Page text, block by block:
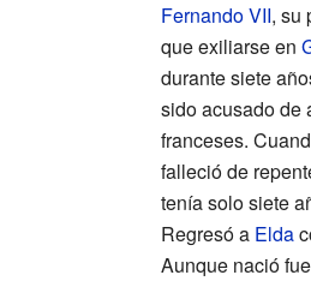
Fernando VII, su
que exiliarse en
durante siete
sido acusado de
franceses.
falleció de
tenía solo siete
Regresó a Elda
Aunque nació